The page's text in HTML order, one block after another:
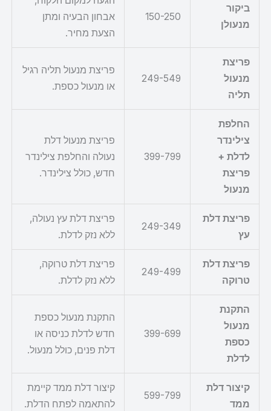
ביקור
מנעולן
150-250
אבחון הבעיה ומתן
הצעת מחיר.
פריצת
מנעול
תליה
249-549
פריצת מנעול תליה רגיל
או מנעול כספת.
החלפת
צילינדר
לדלת +
פריצת
מנעול
399-799
פריצת מנעול דלת
נעולה והחלפת צילינדר
חדש, כולל צילינדר.
פריצת דלת
עץ
249-349
פריצת דלת עץ נעולה,
ללא נזק לדלת.
פריצת דלת
טרוקה
249-499
פריצת דלת טרוקה,
ללא נזק לדלת.
התקנת
מנעול
כספת
לדלת
399-699
התקנת מנעול כספת
חדש לדלת כניסה או
דלת פנים, כולל מנעול.
קיצור דלת
ממד
599-799
קיצור דלת ממד קיימת
להתאמה לפתח הדלת.